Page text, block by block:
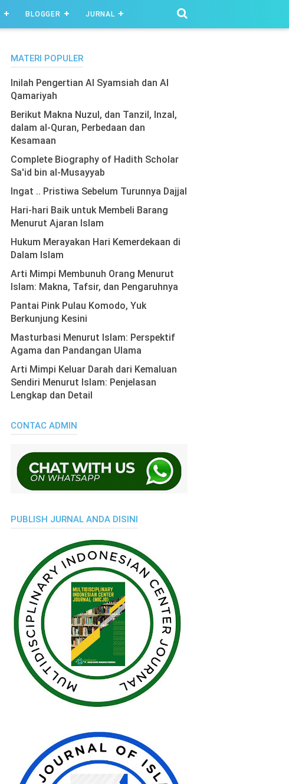
BLOGGER JURNAL
MATERI POPULER
Inilah Pengertian Al Syamsiah dan Al
Qamariyah
Berikut Makna Nuzul, dan Tanzil, Inzal,
dalam al-Quran, Perbedaan dan
Kesamaan
Complete Biography of Hadith Scholar
Sa'id bin al-Musayyab
Ingat .. Pristiwa Sebelum Turunnya Dajjal
Hari-hari Baik untuk Membeli Barang
Menurut Ajaran Islam
Hukum Merayakan Hari Kemerdekaan di
Dalam Islam
Arti Mimpi Membunuh Orang Menurut
Islam: Makna, Tafsir, dan Pengaruhnya
Pantai Pink Pulau Komodo, Yuk
Berkunjung Kesini
Masturbasi Menurut Islam: Perspektif
Agama dan Pandangan Ulama
Arti Mimpi Keluar Darah dari Kemaluan
Sendiri Menurut Islam: Penjelasan
Lengkap dan Detail
CONTAC ADMIN
PUBLISH JURNAL ANDA DISINI